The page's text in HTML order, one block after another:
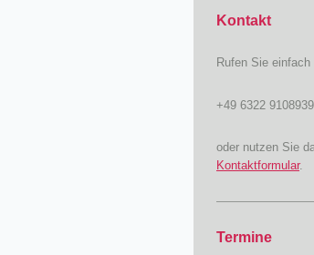
Kontakt
Rufen Sie einfach
+49 6322 9108939
oder nutzen Sie
Kontaktformular.
Termine